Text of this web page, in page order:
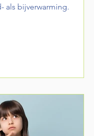
als bijverwarming.